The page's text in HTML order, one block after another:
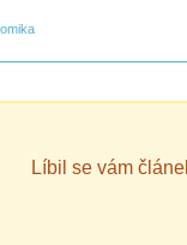
Líbil se vám